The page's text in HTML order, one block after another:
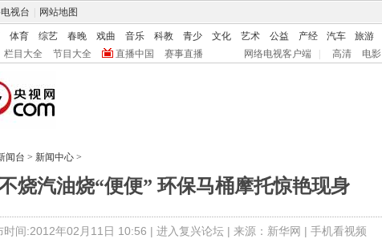
视台 网站地图
体育 综艺 春晚 戏曲 音乐 科教 青少 文化 艺术 公益 产经 汽车 旅游
栏目大全 节目大全 直播中国 赛事直播 网络电视客户端 高清 电影
闻台 > 新闻中心 >
烧汽油烧“便便” 环保马桶摩托惊艳现身
时间:2012年02月11日 10:56 | 进入复兴论坛| 来源：新华网 | 手机看视频